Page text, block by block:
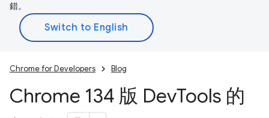
錯。
Chrome for Developers Blog
Chrome 134 版 DevTools 的